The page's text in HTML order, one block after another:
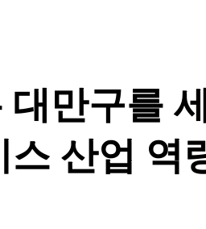
대만구를
스 산업 역